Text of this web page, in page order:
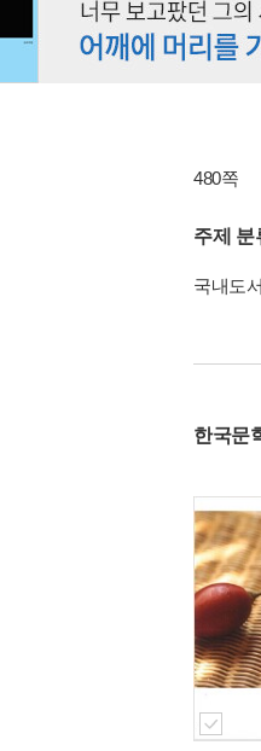
480쪽
주제 분
국내도
한국문